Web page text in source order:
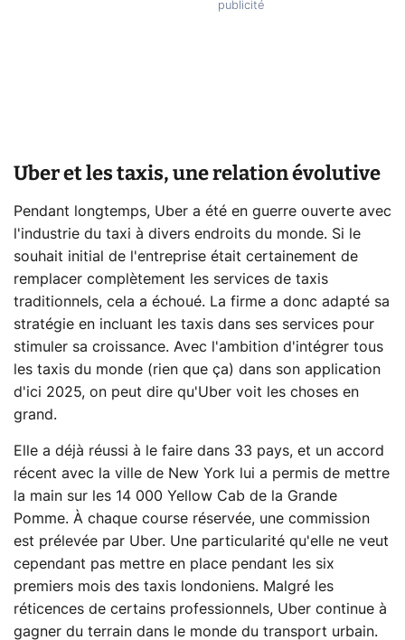
Uber et les taxis, une relation évolutive
Pendant longtemps, Uber a été en guerre ouverte avec
l'industrie du taxi à divers endroits du monde. Si le
souhait initial de l'entreprise était certainement de
remplacer complètement les services de taxis
traditionnels, cela a échoué. La firme a donc adapté sa
stratégie en incluant les taxis dans ses services pour
stimuler sa croissance. Avec l'ambition d'intégrer tous
les taxis du monde (rien que ça) dans son application
d'ici 2025, on peut dire qu'Uber voit les choses en
grand.
Elle a déjà réussi à le faire dans 33 pays, et un accord
récent avec la ville de New York lui a permis de mettre
la main sur les 14 000 Yellow Cab de la Grande
Pomme. À chaque course réservée, une commission
est prélevée par Uber. Une particularité qu'elle ne veut
cependant pas mettre en place pendant les six
premiers mois des taxis londoniens. Malgré les
réticences de certains professionnels, Uber continue à
gagner du terrain dans le monde du transport urbain.